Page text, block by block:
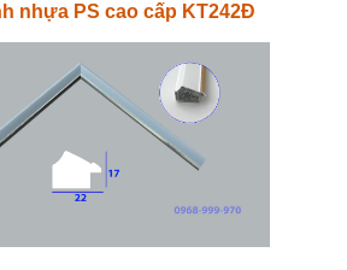
nhựa PS cao cấp KT242Đ